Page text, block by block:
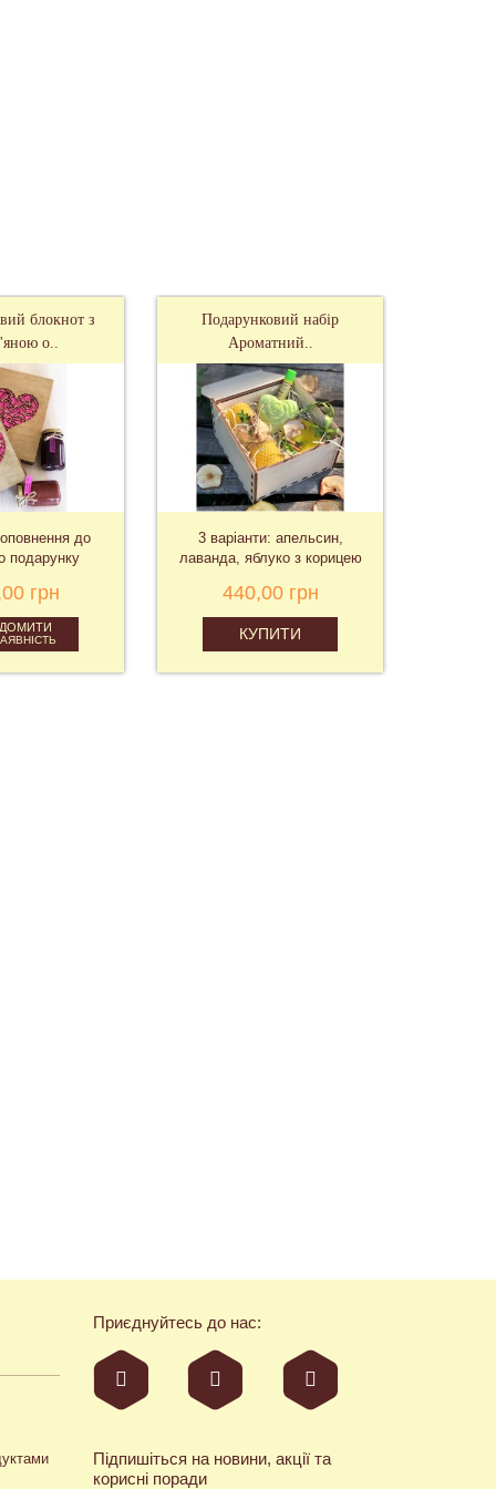
блокнот з
о..
до
подарунку
грн
Подарунковий набір
Ароматний..
3 варіанти: апельсин,
лаванда, яблуко з корицею
440,00 грн
КУПИТИ
Приєднуйтесь до нас:
Підпишіться на новини, акції та
корисні поради